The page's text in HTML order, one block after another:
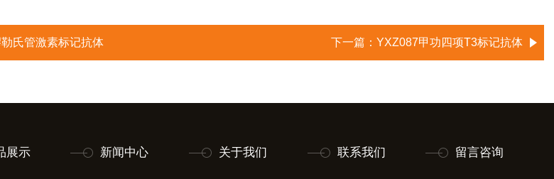
氏管激素标记抗体 下一篇： YXZ087甲功四项T3标记抗体
展示 新闻中心 关于我们 联系我们 留言咨询